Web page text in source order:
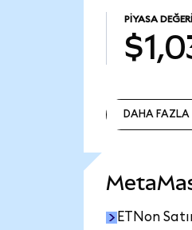
PIYASA DEĞERI
DAHA FAZLA
ETNon